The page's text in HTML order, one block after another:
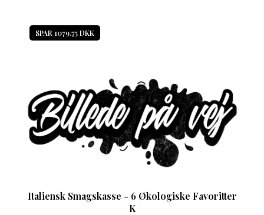
SPAR 1079.75 DKK
Italiensk Smagskasse - 6 Økologiske Favoritter
K